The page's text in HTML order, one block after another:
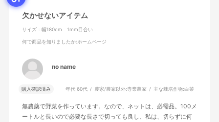
欠かせないアイテム
サイズ：幅180cm 1mm目合い
何で商品を知りましたか:ホームページ
no name
購入確認済み 年代:60代 農家/農家以外:専業農家 主な栽培作物:白菜
無農薬で野菜を作っています。なので、ネットは、必需品。100メ
ートルと長いので必要な長さで切っても良し、私は、切らずに何